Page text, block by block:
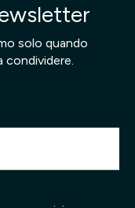
solo quando
condividere.